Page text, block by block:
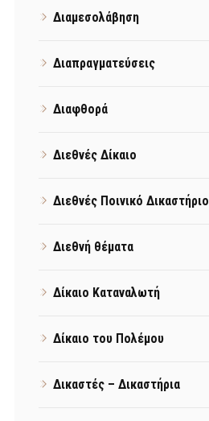
Διαμεσολάβηση
Διαπραγματεύσεις
Διαφθορά
Διεθνές Δίκαιο
Διεθνές Ποινικό Δικαστήριο
Διεθνή θέματα
Δίκαιο Καταναλωτή
Δίκαιο του Πολέμου
Δικαστές – Δικαστήρια